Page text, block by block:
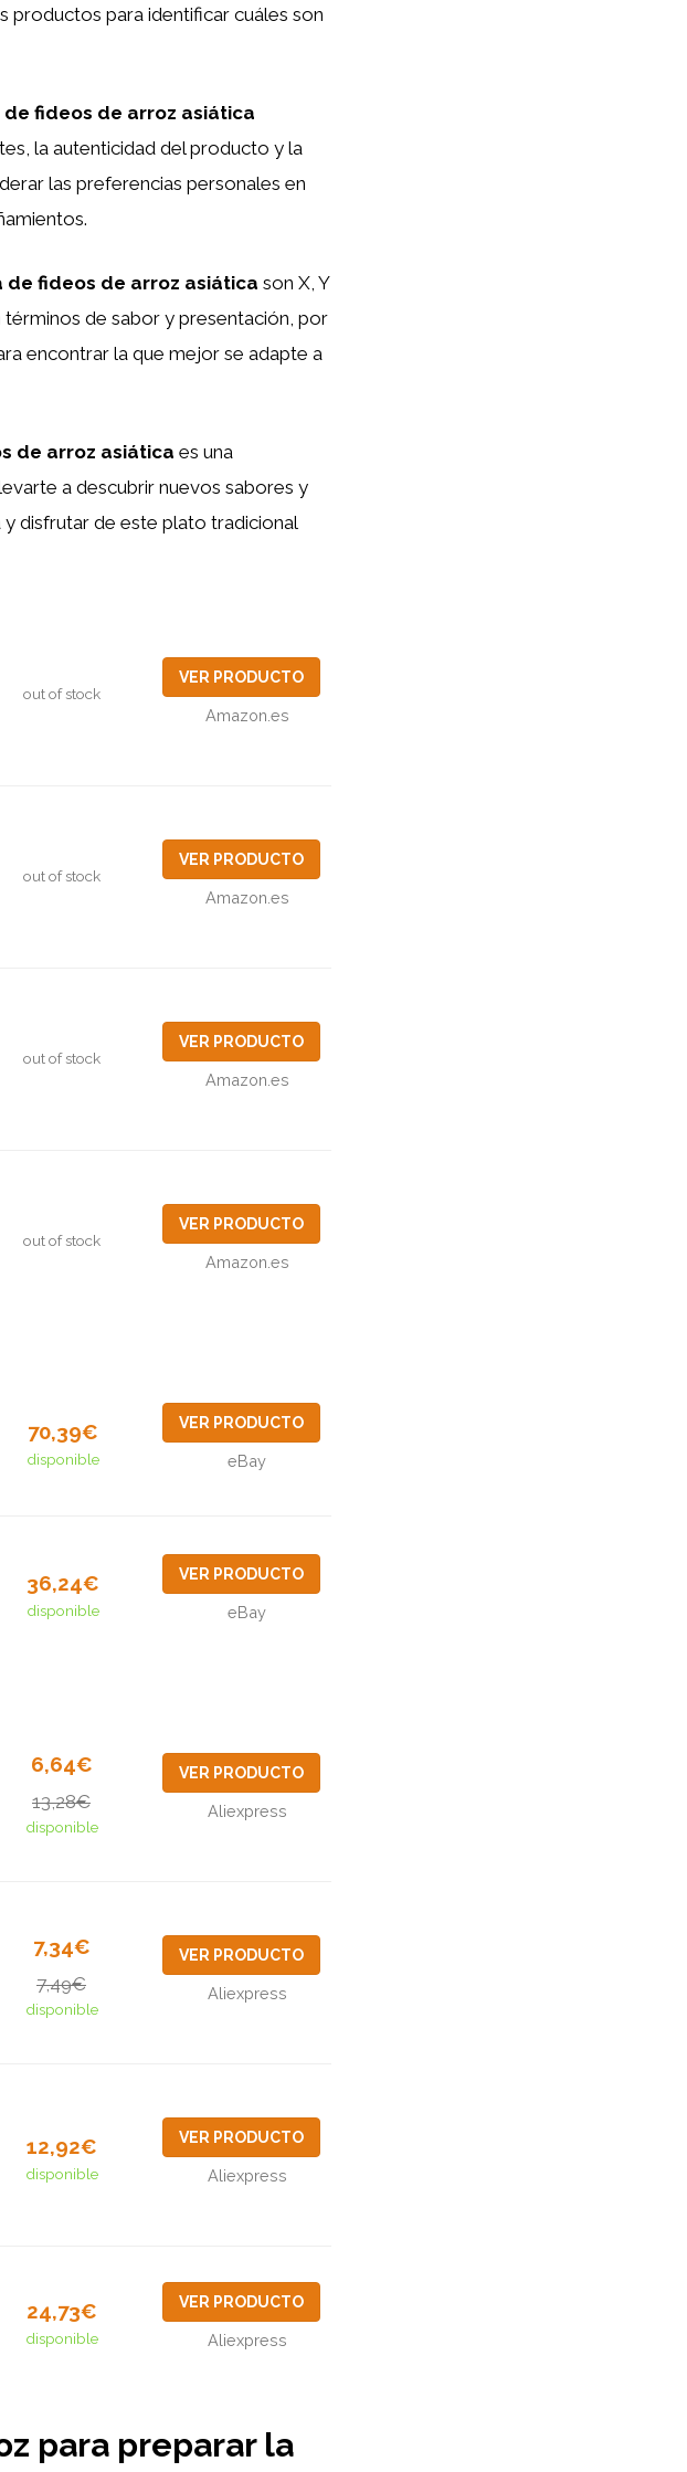
productos para identificar cuáles son
de fideos de arroz asiática
la autenticidad del producto y la
las preferencias personales en
de fideos de arroz asiática son X, Y
términos de sabor y presentación, por
encontrar la que mejor se adapte a
de arroz asiática es una
a descubrir nuevos sabores y
disfrutar de este plato tradicional
out of stock
VER PRODUCTO
Amazon.es
out of stock
VER PRODUCTO
Amazon.es
out of stock
VER PRODUCTO
Amazon.es
out of stock
VER PRODUCTO
Amazon.es
70,39€
disponible
VER PRODUCTO
eBay
36,24€
disponible
VER PRODUCTO
eBay
6,64€
13,28€
disponible
VER PRODUCTO
Aliexpress
7,34€
7,49€
disponible
VER PRODUCTO
Aliexpress
12,92€
disponible
VER PRODUCTO
Aliexpress
24,73€
disponible
VER PRODUCTO
Aliexpress
para preparar la